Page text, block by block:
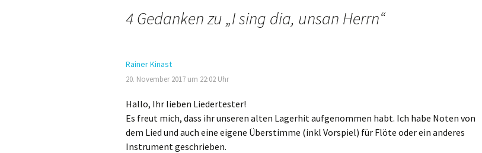
Navigation4 Gedanken zu „I sing dia, unsan Herrn“
Rainer Kinast
20. November 2017 um 22:02 Uhr
Hallo, Ihr lieben Liedertester!
Es freut mich, dass ihr unseren alten Lagerhit aufgenommen habt. Ich habe Noten von
dem Lied und auch eine eigene Überstimme (inkl Vorspiel) für Flöte oder ein anderes
Instrument geschrieben.